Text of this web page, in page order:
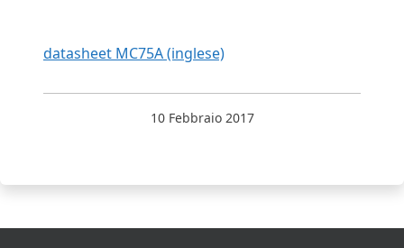
datasheet MC75A (inglese)
10 Febbraio 2017